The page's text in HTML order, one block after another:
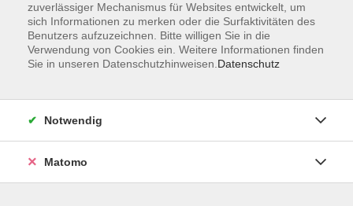
zurück zu Japanisch
zuverlässiger Mechanismus für Websites entwickelt, um
sich Informationen zu merken oder die Surfaktivitäten des
Benutzers aufzuzeichnen. Bitte willigen Sie in die
Verwendung von Cookies ein. Weitere Informationen finden
Sie in unseren Datenschutzhinweisen. Datenschutz
Notwendig
Matomo